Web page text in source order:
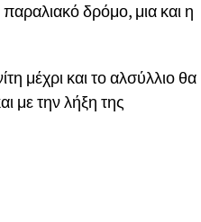
δρόμο, μια και η
μέχρι και το αλσύλλιο θα
με την λήξη της